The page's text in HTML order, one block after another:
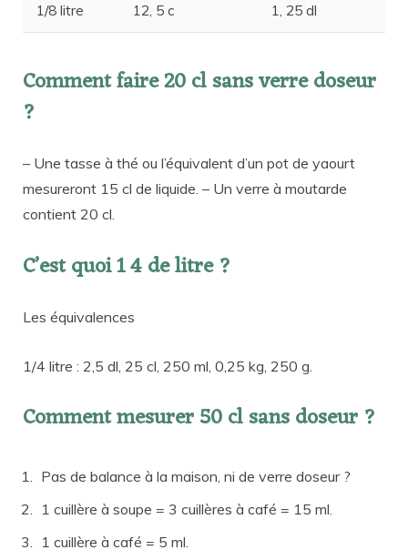
1/8 litre 12, 5 c 1, 25 dl
Comment faire 20 cl sans verre doseur
?
– Une tasse à thé ou l’équivalent d’un pot de yaourt
mesureront 15 cl de liquide. – Un verre à moutarde
contient 20 cl.
C’est quoi 1 4 de litre ?
Les équivalences
1/4 litre : 2,5 dl, 25 cl, 250 ml, 0,25 kg, 250 g.
Comment mesurer 50 cl sans doseur ?
Pas de balance à la maison, ni de verre doseur ?
1 cuillère à soupe = 3 cuillères à café = 15 ml.
1 cuillère à café = 5 ml.